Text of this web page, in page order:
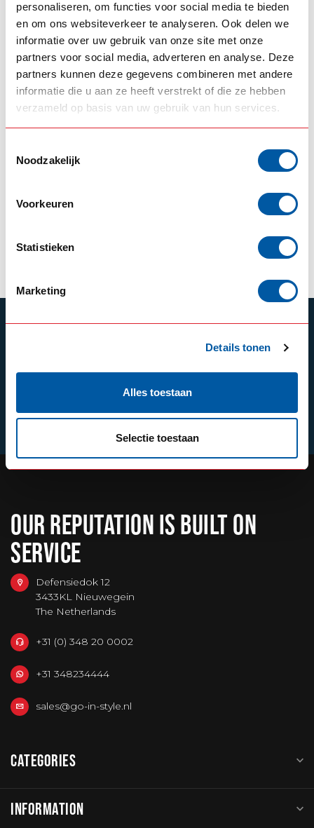
personaliseren, om functies voor social media te bieden
en om ons websiteverkeer te analyseren. Ook delen we
informatie over uw gebruik van onze site met onze
partners voor social media, adverteren en analyse. Deze
partners kunnen deze gegevens combineren met andere
informatie die u aan ze heeft verstrekt of die ze hebben
verzameld op basis van uw gebruik van hun services.
Noodzakelijk
Voorkeuren
Statistieken
Marketing
Details tonen
Alles toestaan
Selectie toestaan
DAF
View product
SUBSCRIBE TO OUR NEWSLETTER
Stay up to date with our latest offers
Schrijf je in
OUR REPUTATION IS BUILT ON
SERVICE
Defensiedok 12
3433KL Nieuwegein
The Netherlands
+31 (0) 348 20 0002
+31 348234444
sales@go-in-style.nl
CATEGORIES
INFORMATION